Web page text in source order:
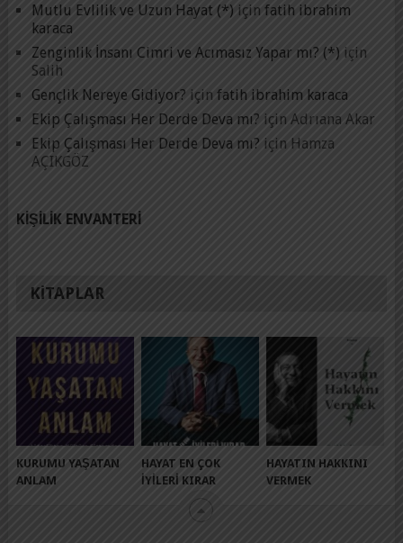
Mutlu Evlilik ve Uzun Hayat (*) için fatih ibrahim
karaca
Zenginlik İnsanı Cimri ve Acımasız Yapar mı? (*) için
Salih
Gençlik Nereye Gidiyor? için fatih ibrahim karaca
Ekip Çalışması Her Derde Deva mı? için Adrıana Akar
Ekip Çalışması Her Derde Deva mı? için Hamza
AÇIKGÖZ
KIŞILIK ENVANTERI
KITAPLAR
KURUMU YAŞATAN
ANLAM
HAYAT EN ÇOK
İYILERI KIRAR
HAYATIN HAKKINI
VERMEK